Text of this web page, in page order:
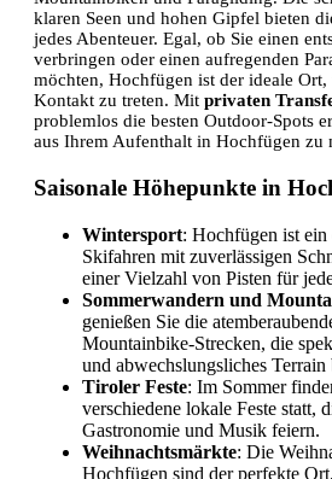
klaren Seen und hohen Gipfel bieten
jedes Abenteuer. Egal, ob Sie einen
verbringen oder einen aufregenden
möchten, Hochfügen ist der ideale
Kontakt zu treten. Mit privaten
problemlos die besten Outdoor-Spots
aus Ihrem Aufenthalt in Hochfügen zu
Saisonale Höhepunkte in
Wintersport: Hochfügen ist
Skifahren mit zuverlässigen
einer Vielzahl von Pisten für
Sommerwandern und
genießen Sie die
Mountainbike-Strecken, die
und abwechslungsliches Terrain
Tiroler Feste: Im Sommer
verschiedene lokale Feste statt,
Gastronomie und Musik feiern.
Weihnachtsmärkte: Die
Hochfügen sind der perfekte